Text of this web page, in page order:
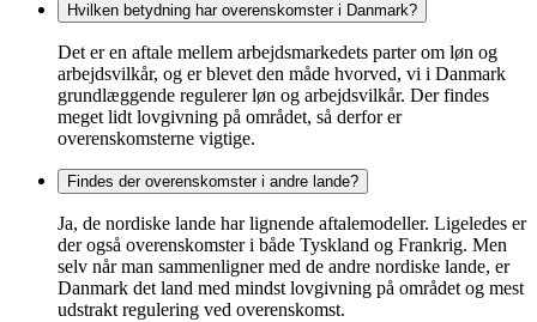
Hvilken betydning har overenskomster i Danmark?
Det er en aftale mellem arbejdsmarkedets parter om løn og
arbejdsvilkår, og er blevet den måde hvorved, vi i Danmark
grundlæggende regulerer løn og arbejdsvilkår. Der findes
meget lidt lovgivning på området, så derfor er
overenskomsterne vigtige.
Findes der overenskomster i andre lande?
Ja, de nordiske lande har lignende aftalemodeller. Ligeledes er
der også overenskomster i både Tyskland og Frankrig. Men
selv når man sammenligner med de andre nordiske lande, er
Danmark det land med mindst lovgivning på området og mest
udstrakt regulering ved overenskomst.